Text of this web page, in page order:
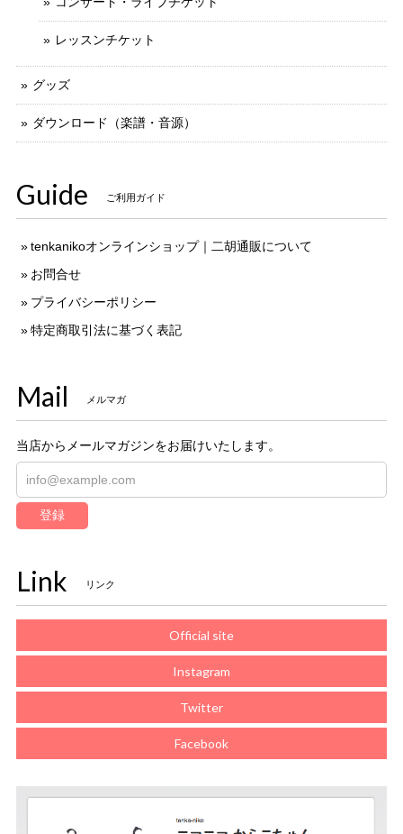
レッスンチケット
グッズ
ダウンロード（楽譜・音源）
Guide ご利用ガイド
tenkanikoオンラインショップ｜二胡通販について
お問合せ
プライバシーポリシー
特定商取引法に基づく表記
Mail メルマガ
当店からメールマガジンをお届けいたします。
登録
Link リンク
Official site
Instagram
Twitter
Facebook